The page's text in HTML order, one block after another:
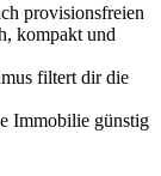
provisionsfreien
kompakt und
filtert dir die
Immobilie günstig